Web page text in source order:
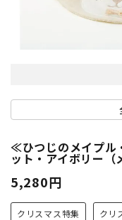
≪ひつじのメイプ
ット・アイボリー（
5,280円
クリスマス特集 クリ